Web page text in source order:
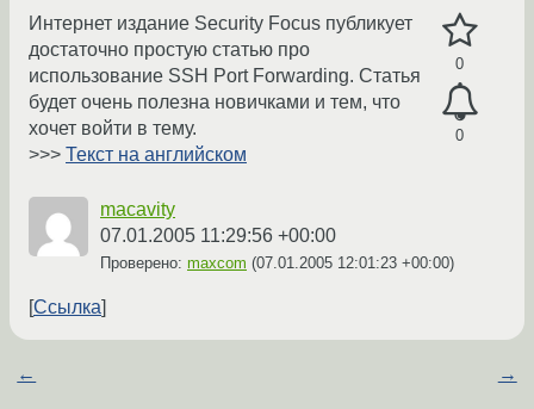
0
0
Интернет издание Security Focus публикует
достаточно простую статью про
использование SSH Port Forwarding. Статья
будет очень полезна новичками и тем, что
хочет войти в тему.
>>> Текст на английском
macavity
07.01.2005 11:29:56 +00:00
Проверено: maxcom (07.01.2005 12:01:23 +00:00)
Ссылка
← →